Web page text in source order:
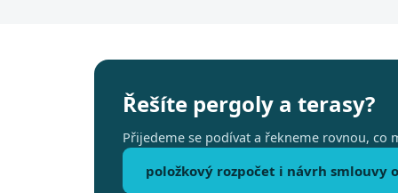
Řešíte pergoly a terasy?
Přijedeme se podívat a řekneme rovnou, co
položkový rozpočet i návrh smlouvy